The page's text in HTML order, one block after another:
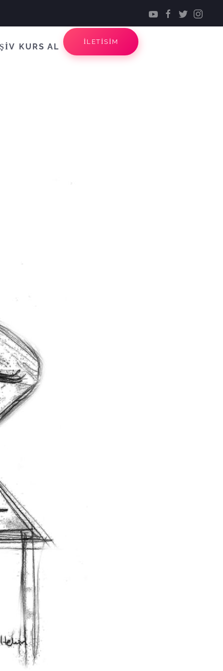
KURS AL
İLETİSİM